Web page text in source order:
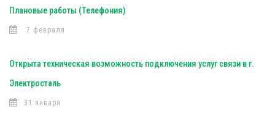
Плановые работы (Телефония)
7 февраля
Открыта техническая возможность подключения услуг связи в г.
Электросталь
31 января